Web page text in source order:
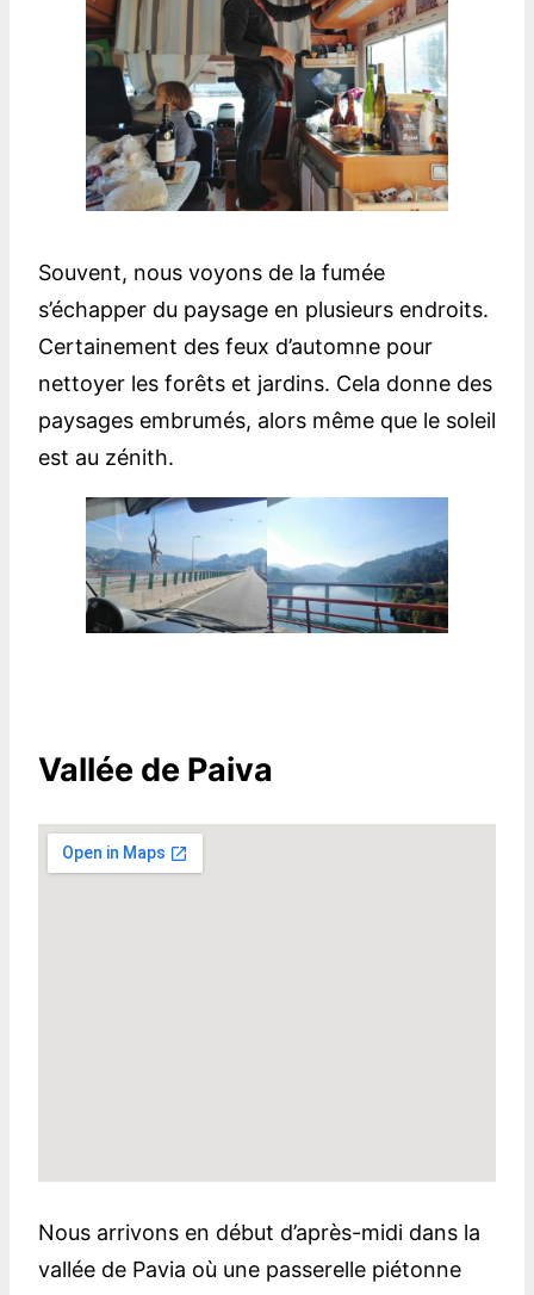
Souvent, nous voyons de la fumée
s’échapper du paysage en plusieurs endroits.
Certainement des feux d’automne pour
nettoyer les forêts et jardins. Cela donne des
paysages embrumés, alors même que le soleil
est au zénith.
Vallée de Paiva
Nous arrivons en début d’après-midi dans la
vallée de Pavia où une passerelle piétonne